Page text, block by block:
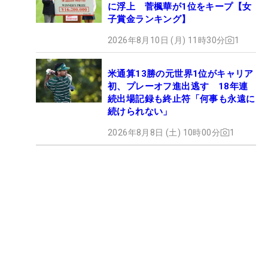
に浮上 菅楓華が1位をキープ【女
子賞金ランキング】
2026年8月10日 (月) 11時30分 1
米通算13勝の元世界1位がキャリア
初、プレーオフ進出逃す 18年連
続出場記録も終止符「何事も永遠に
続けられない」
2026年8月8日 (土) 10時00分 1